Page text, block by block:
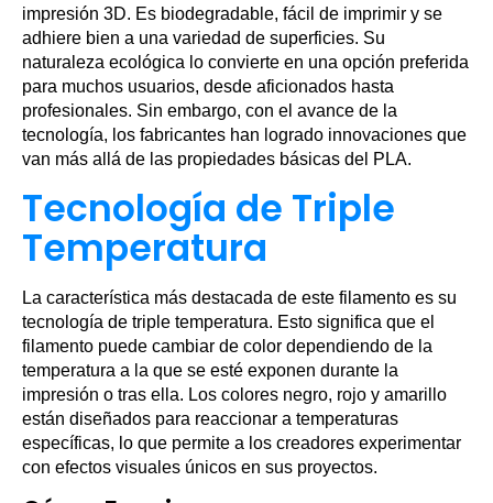
impresión 3D. Es biodegradable, fácil de imprimir y se
adhiere bien a una variedad de superficies. Su
naturaleza ecológica lo convierte en una opción preferida
para muchos usuarios, desde aficionados hasta
profesionales. Sin embargo, con el avance de la
tecnología, los fabricantes han logrado innovaciones que
van más allá de las propiedades básicas del PLA.
Tecnología de Triple
Temperatura
La característica más destacada de este filamento es su
tecnología de triple temperatura. Esto significa que el
filamento puede cambiar de color dependiendo de la
temperatura a la que se esté exponen durante la
impresión o tras ella. Los colores negro, rojo y amarillo
están diseñados para reaccionar a temperaturas
específicas, lo que permite a los creadores experimentar
con efectos visuales únicos en sus proyectos.